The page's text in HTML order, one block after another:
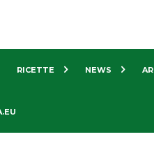
RICETTE NEWS